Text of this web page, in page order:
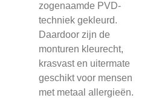
zogenaamde PVD-
techniek gekleurd.
Daardoor zijn de
monturen kleurecht,
krasvast en uitermate
geschikt voor mensen
met metaal allergieën.